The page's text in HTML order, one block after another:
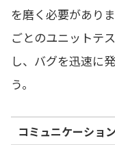
を磨く必要があり
ごとのユニットテ
し、バグを迅速に
う。
コミュニケーショ